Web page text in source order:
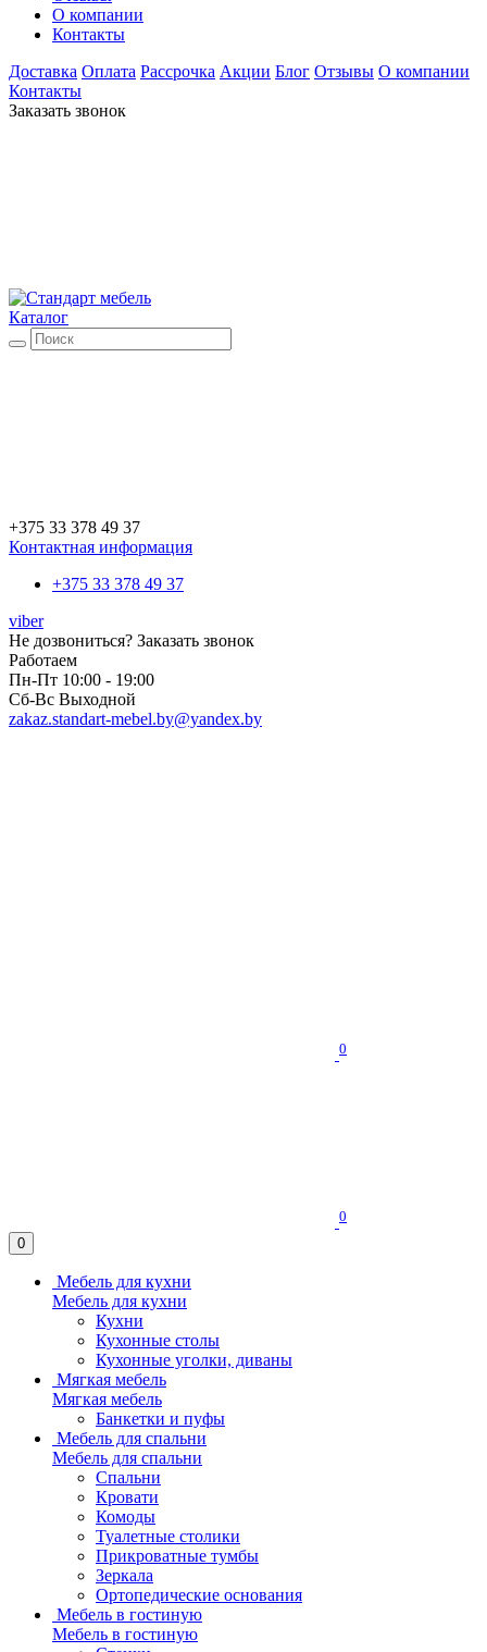
О компании
Контакты
Доставка Оплата Рассрочка Акции Блог Отзывы О компании
Контакты
Заказать звонок
Каталог
+375 33 378 49 37
Контактная информация
+375 33 378 49 37
viber
Не дозвониться? Заказать звонок
Работаем
Пн-Пт 10:00 - 19:00
Сб-Вс Выходной
zakaz.standart-mebel.by@yandex.by
0
0
0
Мебель для кухни
Мебель для кухни
Кухни
Кухонные столы
Кухонные уголки, диваны
Мягкая мебель
Мягкая мебель
Банкетки и пуфы
Мебель для спальни
Мебель для спальни
Спальни
Кровати
Комоды
Туалетные столики
Прикроватные тумбы
Зеркала
Ортопедические основания
Мебель в гостиную
Мебель в гостиную